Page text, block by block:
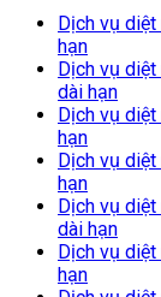
Dịch vụ
hạn
Dịch vụ
dài hạn
Dịch vụ
hạn
Dịch vụ
hạn
Dịch vụ
dài hạn
Dịch vụ
hạn